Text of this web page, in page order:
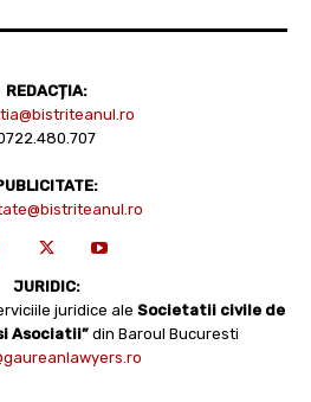
REDACȚIA:
JURIDIC:
juridice ale Societatii civile de
Asociatii” din Baroul Bucuresti